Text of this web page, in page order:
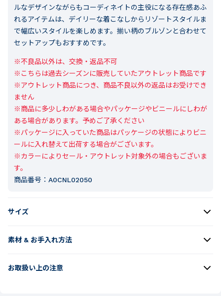
ルなデザインながらもコーディネイトの主役になる存在感あふ
れるアイテムは、デイリーな着こなしからリゾートスタイルま
で幅広いスタイルを楽しめます。揃い柄のブルゾンと合わせて
セットアップもおすすめです。
※不良品以外は、交換・返品不可
※こちらは過去シーズンに販売していたアウトレット商品です
※アウトレット商品につき、商品不良以外の返品はお受けでき
ません
※商品に多少しわがある場合やパッケージやビニールにしわが
ある場合があります。予めご了承ください
※パッケージに入っていた商品はパッケージの状態によりビニ
ールに入れ替えて出荷する場合がございます。
※カラーによりセール・アウトレット対象外の場合もございま
す。
商品番号： A0CNL02050
サイズ
素材 & お手入れ方法
お取扱い上の注意